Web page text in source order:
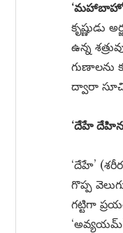
‘మహాబాహో’
ఉన్న
గుణాలను
ద్వారా
‘దేహే
‘దేహే’
గొప్ప
గట్టిగా